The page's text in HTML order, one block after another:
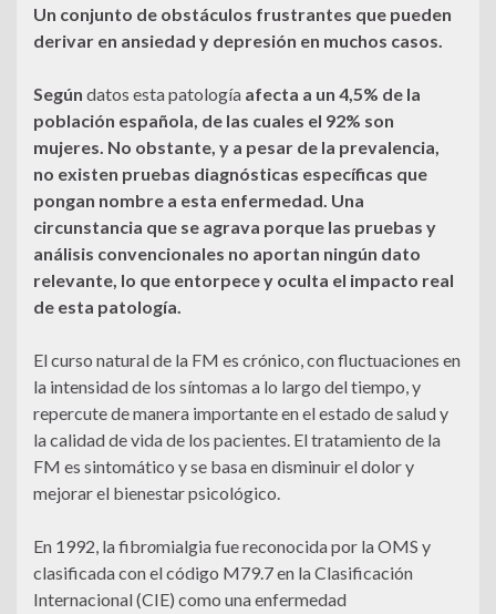
Un conjunto de obstáculos frustrantes que pueden
derivar en ansiedad y depresión en muchos casos.
Según datos esta patología afecta a un 4,5% de la
población española, de las cuales el 92% son
mujeres. No obstante, y a pesar de la prevalencia,
no existen pruebas diagnósticas específicas que
pongan nombre a esta enfermedad. Una
circunstancia que se agrava porque las pruebas y
análisis convencionales no aportan ningún dato
relevante, lo que entorpece y oculta el impacto real
de esta patología.
El curso natural de la FM es crónico, con fluctuaciones en
la intensidad de los síntomas a lo largo del tiempo, y
repercute de manera importante en el estado de salud y
la calidad de vida de los pacientes. El tratamiento de la
FM es sintomático y se basa en disminuir el dolor y
mejorar el bienestar psicológico.
En 1992, la fibromialgia fue reconocida por la OMS y
clasificada con el código M79.7 en la Clasificación
Internacional (CIE) como una enfermedad